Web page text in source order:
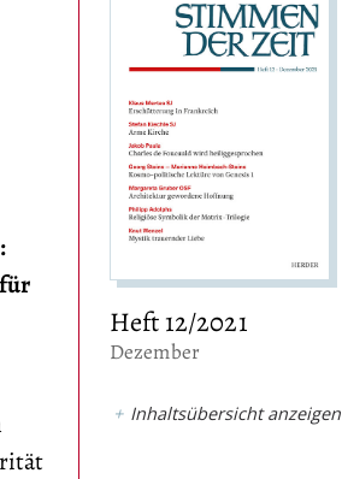
Heft 12/2021
:
Dezember
Inhaltsübersicht anzeigen